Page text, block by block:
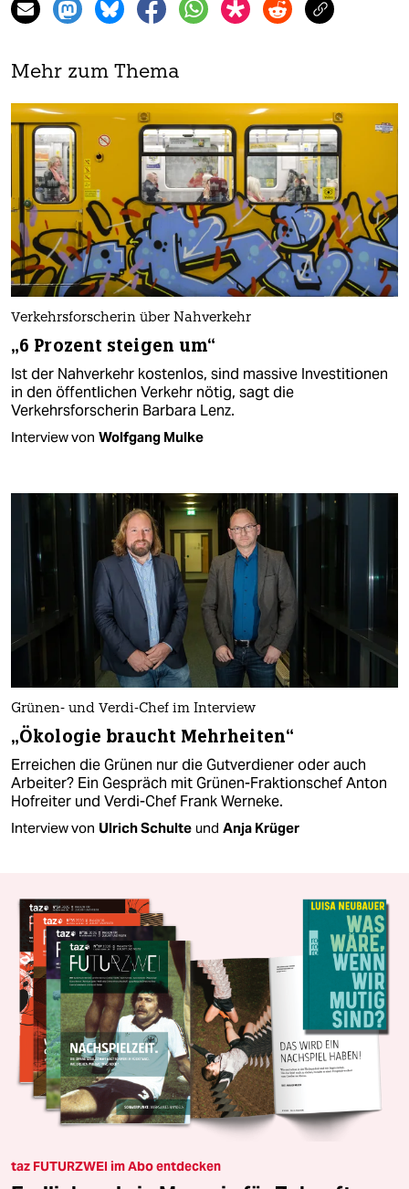
Mehr zum Thema
Verkehrsforscherin über Nahverkehr
„6 Prozent steigen um“
Ist der Nahverkehr kostenlos, sind massive Investitionen
in den öffentlichen Verkehr nötig, sagt die
Verkehrsforscherin Barbara Lenz.
Interview von Wolfgang Mulke
Grünen- und Verdi-Chef im Interview
„Ökologie braucht Mehrheiten“
Erreichen die Grünen nur die Gutverdiener oder auch
Arbeiter? Ein Gespräch mit Grünen-Fraktionschef Anton
Hofreiter und Verdi-Chef Frank Werneke.
Interview von Ulrich Schulte und Anja Krüger
taz FUTURZWEI im Abo entdecken